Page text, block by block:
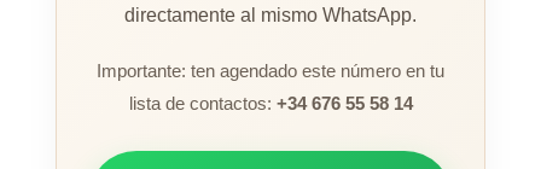
directamente al mismo WhatsApp.
Importante: ten agendado este número en tu
lista de contactos: +34 676 55 58 14